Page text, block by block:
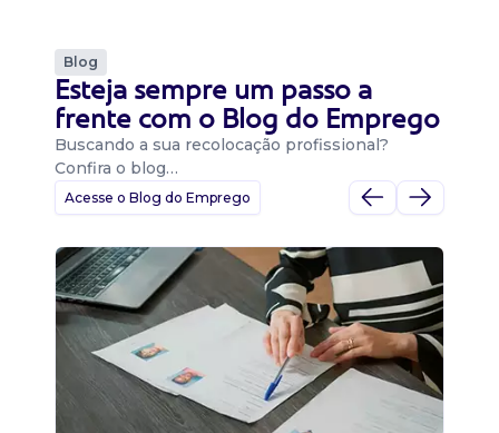
Blog
Esteja sempre um passo a
frente com o Blog do Emprego
Buscando a sua recolocação profissional?
Confira o blog…
Acesse o Blog do Emprego